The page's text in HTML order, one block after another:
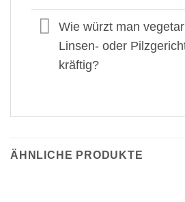
Wie würzt man
Linsen- oder
kräftig?
ÄHNLICHE PRODUKTE